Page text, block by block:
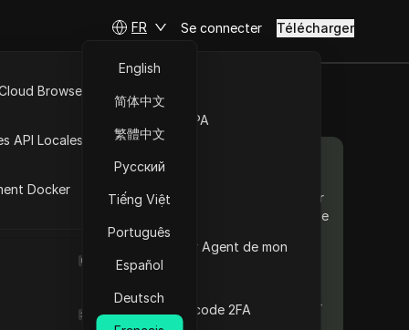
Marché de la RPA
Quel est le User Agent de mon
navigateur
Générateur de code 2FA
Browser MCP
API Locales
Docker
FR
English
简体中文
繁體中文
Русский
Tiếng Việt
Português
Español
Deutsch
Se connecter Télécharger
à
avec
Contenu
mouvement de la souris
Stratégies efficaces pour
simuler les mouvements de
la souris humaine
Stratégies pour rester
Méthodes efficaces pour
désactiver l’émulation du